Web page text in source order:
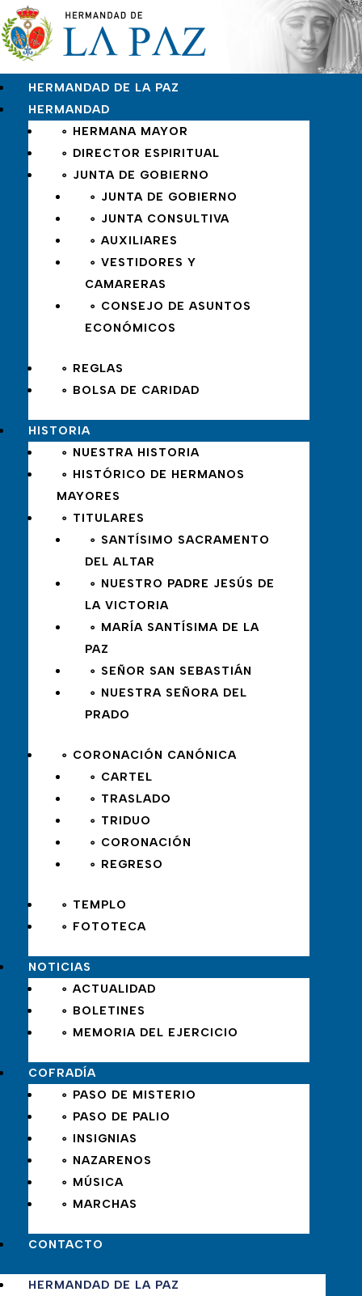
HERMANDAD DE LA PAZ
HERMANDAD
∘ HERMANA MAYOR
∘ DIRECTOR ESPIRITUAL
∘ JUNTA DE GOBIERNO
∘ JUNTA DE GOBIERNO
∘ JUNTA CONSULTIVA
∘ AUXILIARES
∘ VESTIDORES Y
CAMARERAS
∘ CONSEJO DE ASUNTOS
ECONÓMICOS
∘ REGLAS
∘ BOLSA DE CARIDAD
HISTORIA
∘ NUESTRA HISTORIA
∘ HISTÓRICO DE HERMANOS
MAYORES
∘ TITULARES
∘ SANTÍSIMO SACRAMENTO
DEL ALTAR
∘ NUESTRO PADRE JESÚS DE
LA VICTORIA
∘ MARÍA SANTÍSIMA DE LA
PAZ
∘ SEÑOR SAN SEBASTIÁN
∘ NUESTRA SEÑORA DEL
PRADO
∘ CORONACIÓN CANÓNICA
∘ CARTEL
∘ TRASLADO
∘ TRIDUO
∘ CORONACIÓN
∘ REGRESO
∘ TEMPLO
∘ FOTOTECA
NOTICIAS
∘ ACTUALIDAD
∘ BOLETINES
∘ MEMORIA DEL EJERCICIO
COFRADÍA
∘ PASO DE MISTERIO
∘ PASO DE PALIO
∘ INSIGNIAS
∘ NAZARENOS
∘ MÚSICA
∘ MARCHAS
CONTACTO
HERMANDAD DE LA PAZ